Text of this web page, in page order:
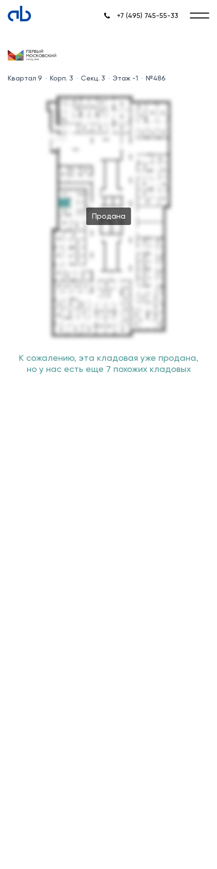
+7 (495) 745-55-33
Квартал 9 Корп. 3 Секц. 3 Этаж -1 №486
Продана
К сожалению, эта кладовая уже продана,
но у нас есть еще 7 похожих кладовых